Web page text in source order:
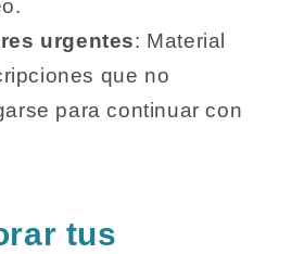
urgentes: Material
que no
para continuar con
tus